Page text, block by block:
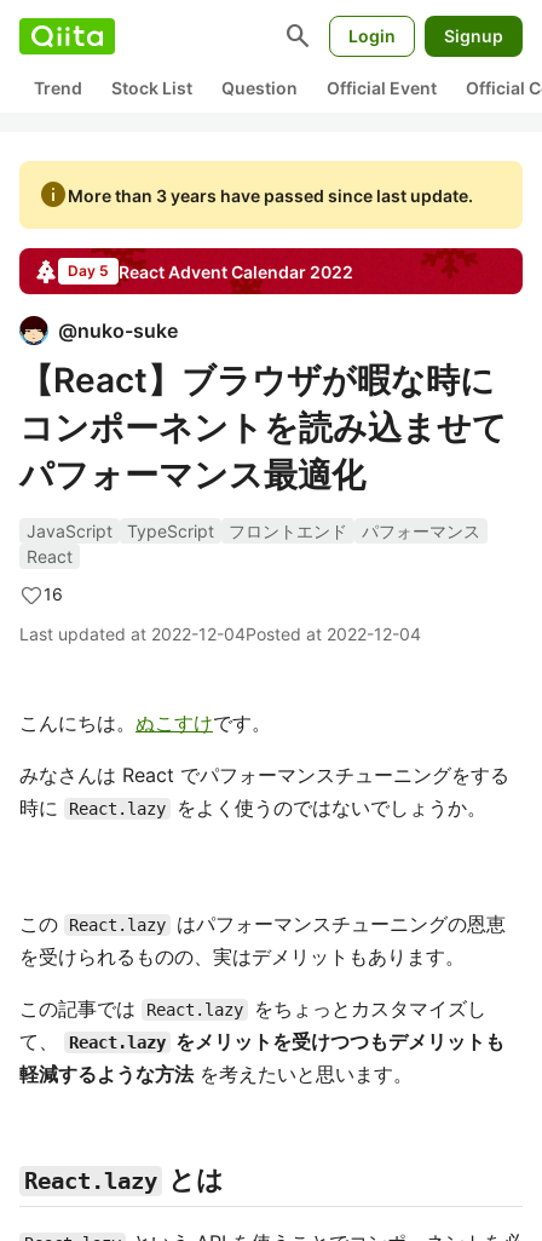
search Login Signup
Trend Stock List Question Official Event Official
infoMore than 3 years have passed since last update.
Day 5 ReactAdvent Calendar 2022
@nuko-suke
【React】ブラウザが暇な時に
コンポーネントを読み込ませて
パフォーマンス最適化
JavaScript TypeScript フロントエンド
パフォーマンス
React
16
Last updated at 2022-12-04Posted at 2022-12-04
こんにちは。 ぬこすけです。
みなさんは React でパフォーマンスチューニングをする
時に
React.lazy をよく使うのではないでしょうか。
この React.lazy
はパフォーマンスチューニングの恩恵
を受けられるものの、実はデメリットもあります。
この記事では React.lazy
をちょっとカスタマイズし
て、
React.lazy をメリットを受けつつもデメリットも
軽減するような方法を考えたいと思います。
React.lazy とは